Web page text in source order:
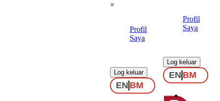
×
Profil
Saya
Log keluar
EN BM
Profil
Saya
Log keluar
EN BM